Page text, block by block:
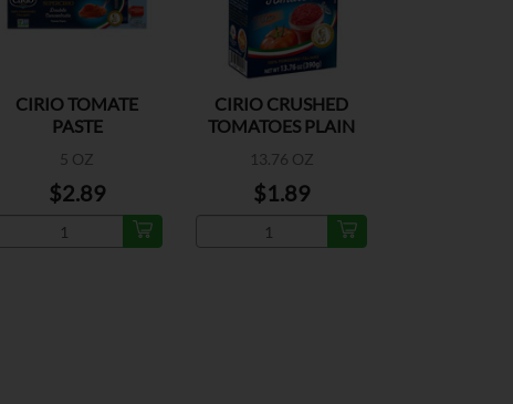
CIRIO TOMATE
PASTE
5 OZ
$2.89
CIRIO CRUSHED
TOMATOES PLAIN
13.76 OZ
$1.89